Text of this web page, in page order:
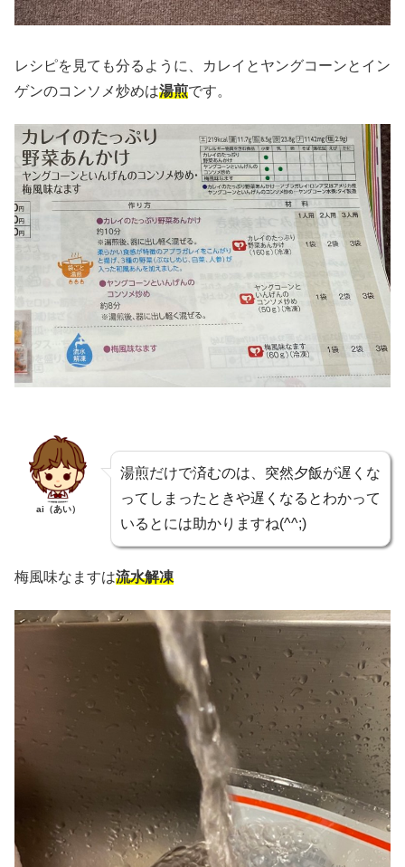
レシピを見ても分るように、カレイとヤングコーンとイン
ゲンのコンソメ炒めは湯煎です。
ai（あい）
湯煎だけで済むのは、突然夕飯が遅くな
ってしまったときや遅くなるとわかって
いるとには助かりますね(^^;)
梅風味なますは流水解凍